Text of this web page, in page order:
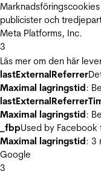
publicister och
Meta Platforms, Inc.
3
Läs mer om den här
lastExternalReferrer
Maximal lagringstid:
Maximal lagringstid:
_fbpUsed by
Maximal lagringstid: 3
Google
3